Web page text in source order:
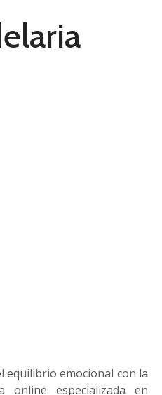
equilibrio emocional con la
online especializada en